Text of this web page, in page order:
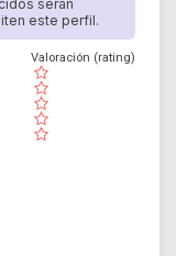
serán
este perfil.
( )
( )
( )
( )
( )
Valoración (rating)